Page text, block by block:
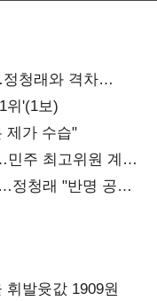
청래와 격차
위'(1보)
제가 수습"
주 최고위원 계파
정청래 "반명 공세
발윳값 1909원